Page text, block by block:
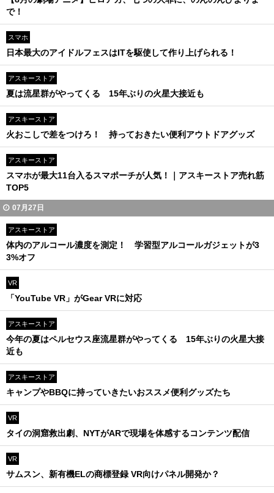
で！
スマホ
日本最大のアイドルフェスはITを駆使して作り上げられる！
アスキーストア
夏は流星群がやってくる 15年ぶりの火星大接近も
アスキーストア
火おこしで差をつけろ！ 持っておきたい便利アウトドアグッズ
アスキーストア
スマホが最大11台入るスマポーチが人気！｜アスキーストア売れ筋
TOP5
07月27日
アスキーストア
体内のアルコール濃度を測定！ 学習型アルコールガジェットが3
3%オフ
VR
「YouTube VR」がGear VRに対応
アスキーストア
今年の夏はペルセウス座流星群がやってくる 15年ぶりの火星大接
近も
アスキーストア
キャンプやBBQに持っていきたいおススメ便利グッズたち
VR
タイの洞窟救出劇、NYTがARで現場を体感するコンテンツ配信
VR
サムスン、新有機ELの商標登録 VR向けパネル開発か？